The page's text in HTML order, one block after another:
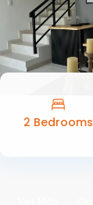
2 Bedrooms